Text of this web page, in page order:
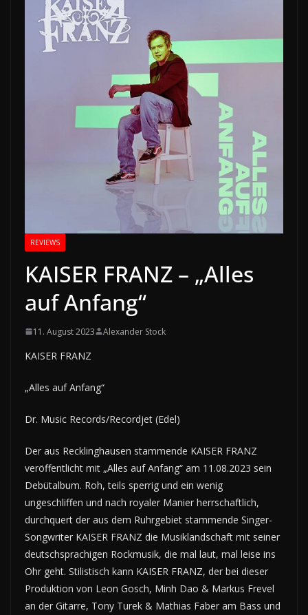
REVIEWS
KAISER FRANZ – „Alles
auf Anfang“
11. August 2023 Alexander Stock
KAISER FRANZ
„Alles auf Anfang“
Dr. Music Records/Recordjet (Edel)
Der aus Recklinghausen stammende KAISER FRANZ
veröffentlicht mit „Alles auf Anfang“ am 11.08.2023 sein
Debütalbum. Roh, teils sperrig und ein wenig
ungeschliffen und nach royaler Manier herrschaftlich,
durchquert der aus dem Ruhrgebiet stammende Singer-
Songwriter KAISER FRANZ die Musiklandschaft mit seiner
deutschsprachigen Rockmusik, die mal laut, mal leise ins
Ohr geht. Stilistisch kann KAISER FRANZ, der bei dieser
Produktion von Leon Gosch, Minh Dao & Markus Frevel
an der Gitarre, Tony Turek & Mathias Faber am Bass und